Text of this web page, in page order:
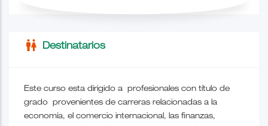
wc Destinatarios
Este curso esta dirigido a profesionales con título de
grado provenientes de carreras relacionadas a la
economía, el comercio internacional, las finanzas,